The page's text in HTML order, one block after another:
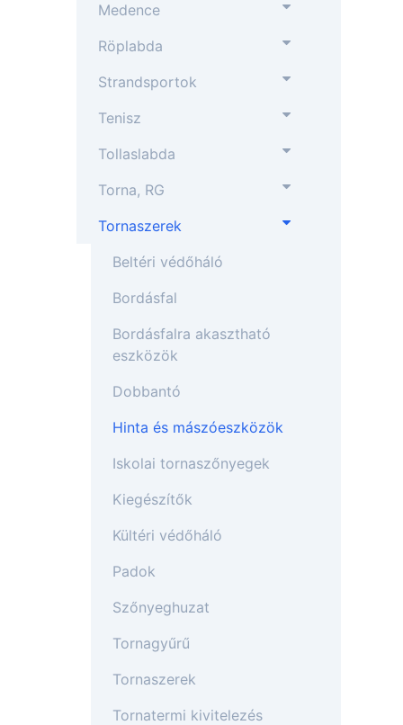
Medence
Röplabda
Strandsportok
Tenisz
Tollaslabda
Torna, RG
Tornaszerek
Beltéri védőháló
Bordásfal
Bordásfalra akasztható
eszközök
Dobbantó
Hinta és mászóeszközök
Iskolai tornaszőnyegek
Kiegészítők
Kültéri védőháló
Padok
Szőnyeghuzat
Tornagyűrű
Tornaszerek
Tornatermi kivitelezés